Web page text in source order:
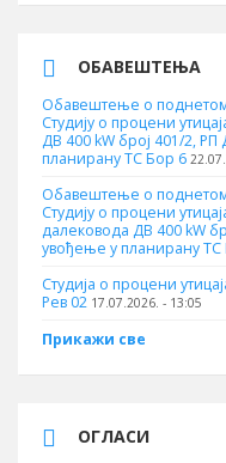
ОБАВЕШТЕЊА
Обавештење о поднетом
Студију о процени
ДВ 400 kW број 401/2,
планирану ТС Бор 6
Обавештење о поднетом
Студију о процени
далековода ДВ 400 kW
увођење у планирану ТС
Студија о процени
Рев 02 17.07.2026. - 13:05
Прикажи све
ОГЛАСИ